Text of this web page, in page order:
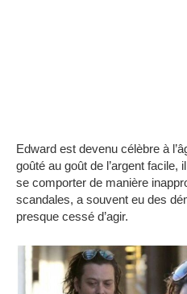
Edward est devenu célèbre à
goûté au goût de l’argent
se comporter de manière
scandales, a souvent eu des
presque cessé d’agir.